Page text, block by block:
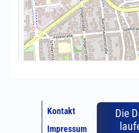
Kontakt
Impressum
Die